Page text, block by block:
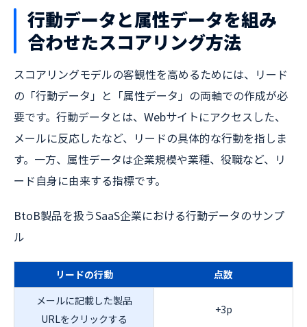
行動データと属性データを組み
合わせたスコアリング方法
スコアリングモデルの客観性を高めるためには、リード
の「行動データ」と「属性データ」の両軸での作成が必
要です。行動データとは、Webサイトにアクセスした、
メールに反応したなど、リードの具体的な行動を指しま
す。一方、属性データは企業規模や業種、役職など、リ
ード自身に由来する指標です。
BtoB製品を扱うSaaS企業における行動データのサンプ
ル
リードの行動
点数
メールに記載した製品
URLをクリックする
+3p